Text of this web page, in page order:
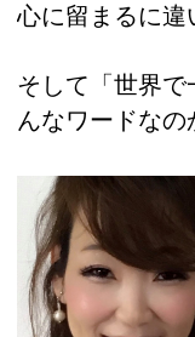
心に留まるに違
そして「世界
んなワードなの